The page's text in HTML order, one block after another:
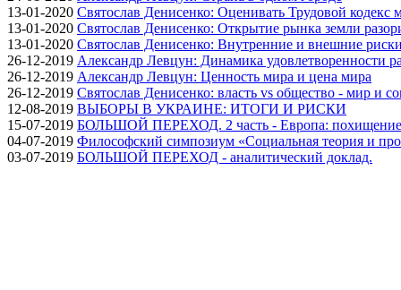
13-01-2020 Святослав Денисенко: Оценивать Трудовой кодекс
13-01-2020 Святослав Денисенко: Открытие рынка земли
13-01-2020 Святослав Денисенко: Внутренние и внешние
26-12-2019 Александр Левцун: Динамика удовлетворенности
26-12-2019 Александр Левцун: Ценность мира и цена мира
26-12-2019 Святослав Денисенко: власть vs общество - мир и
12-08-2019 ВЫБОРЫ В УКРАИНЕ: ИТОГИ И РИСКИ
15-07-2019 БОЛЬШОЙ ПЕРЕХОД. 2 часть - Европа: похищение
04-07-2019 Философский симпозиум «Социальная теория и
03-07-2019 БОЛЬШОЙ ПЕРЕХОД - аналитический доклад.